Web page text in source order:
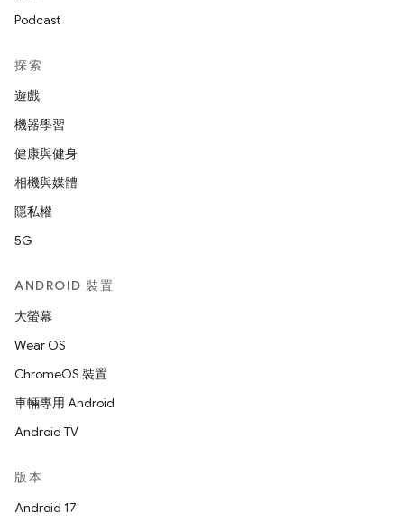
Podcast
探索
遊戲
機器學習
健康與健身
相機與媒體
隱私權
5G
ANDROID 裝置
大螢幕
Wear OS
ChromeOS 裝置
車輛專用 Android
Android TV
版本
Android 17